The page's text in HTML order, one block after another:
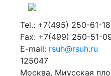
Tel.: +7(495) 250-61-18
Fax: +7(499) 250-51-
E-mail: rsuh@rsuh.ru
125047
Москва, Миусская